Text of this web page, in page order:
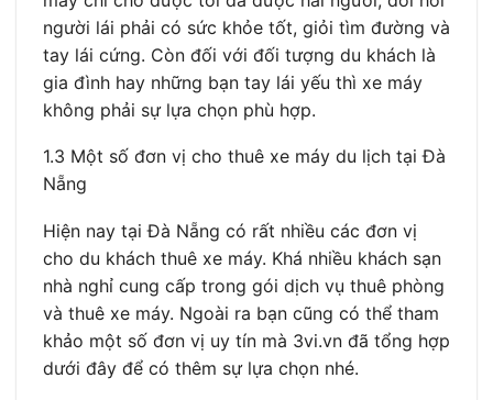
người lái phải có sức khỏe tốt, giỏi tìm đường và
tay lái cứng. Còn đối với đối tượng du khách là
gia đình hay những bạn tay lái yếu thì xe máy
không phải sự lựa chọn phù hợp.
1.3 Một số đơn vị cho thuê xe máy du lịch tại Đà
Nẵng
Hiện nay tại Đà Nẵng có rất nhiều các đơn vị
cho du khách thuê xe máy. Khá nhiều khách sạn
nhà nghỉ cung cấp trong gói dịch vụ thuê phòng
và thuê xe máy. Ngoài ra bạn cũng có thể tham
khảo một số đơn vị uy tín mà 3vi.vn đã tổng hợp
dưới đây để có thêm sự lựa chọn nhé.